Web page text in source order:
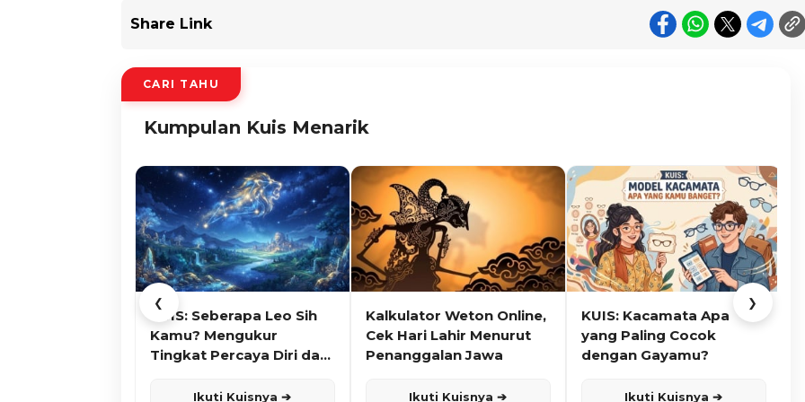
Share Link
CARI TAHU
Kumpulan Kuis Menarik
❮
KUIS: Seberapa Leo Sih
Kamu? Mengukur
Tingkat Percaya Diri dan
Ikuti Kuisnya ➔
Kalkulator Weton Online,
Cek Hari Lahir Menurut
Penanggalan Jawa
Ikuti Kuisnya ➔
KUIS: Kacamata Apa
yang Paling Cocok
dengan Gayamu?
Ikuti Kuisnya ➔
❯